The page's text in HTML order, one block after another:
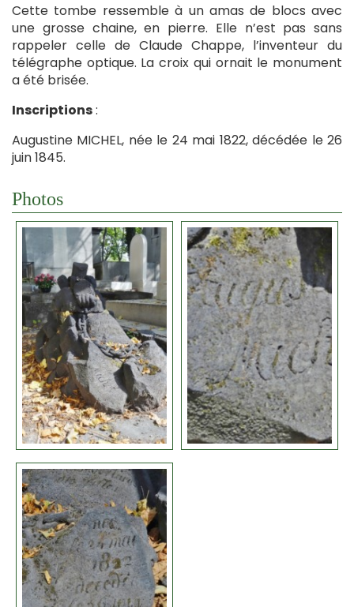
Cette tombe ressemble à un amas de blocs avec
une grosse chaine, en pierre. Elle n’est pas sans
rappeler celle de Claude Chappe, l’inventeur du
télégraphe optique. La croix qui ornait le monument
a été brisée.
Inscriptions:
Augustine MICHEL, née le 24 mai 1822, décédée le 26
juin 1845.
Photos